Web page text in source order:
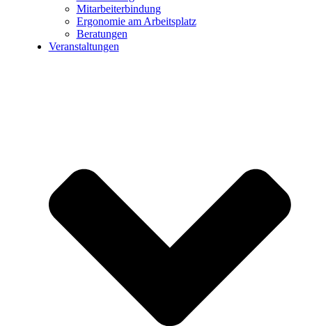
Mitarbeiterbindung
Ergonomie am Arbeitsplatz
Beratungen
Veranstaltungen